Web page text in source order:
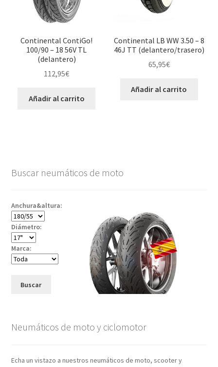
Continental ContiGo!
100/90 – 18 56V TL
(delantero)
112,95€
Añadir al carrito
Continental LB WW 3.50 – 8
46J TT (delantero/trasero)
65,95€
Añadir al carrito
Buscar neumáticos de moto
Anchura&altura:
Diámetro:
Marca:
Buscar
Neumáticos de moto y ciclomotor
Echa un vistazo a nuestros neumáticos de moto, scooter y